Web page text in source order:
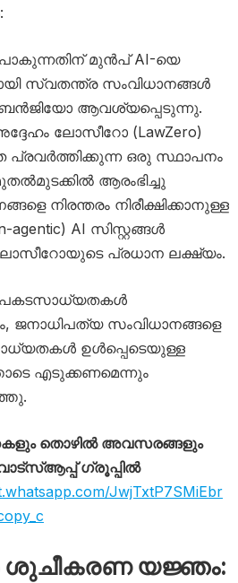
മുൻപ് AI-യെ
സ്വതന്ത്ര സംവിധാനങ്ങൾ
ബെൻജിയോ ആവശ്യപ്പെടുന്നു.
ലോസീറോ (LawZero)
പ്രവർത്തിക്കുന്ന ഒരു സ്ഥാപനം
ആരംഭിച്ചു
നിരന്തരം നിരീക്ഷിക്കാനുള്ള
AI സിസ്റ്റങ്ങൾ
പ്രധാന ലക്ഷ്യം.
ജനാധിപത്യ സംവിധാനങ്ങളെ
ഉൾപ്പെടെയുള്ള
എടുക്കണമെന്നും
തൊഴിൽ അവസരങ്ങളും
ഗ്രൂപ്പിൽ
JwjTxtP7SMiEbr
യജ്ഞം: